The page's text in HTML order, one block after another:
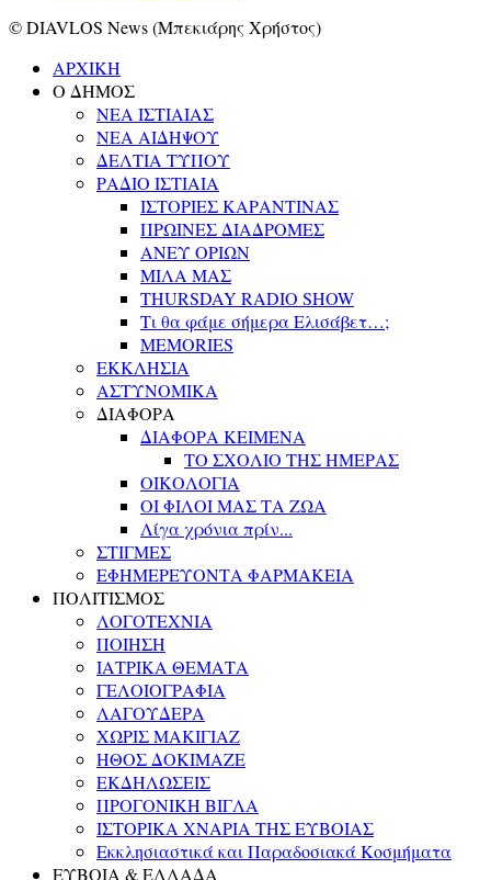
© DIAVLOS News (Μπεκιάρης Χρήστος)
ΑΡΧΙΚΗ
Ο ΔΗΜΟΣ
ΝΕΑ ΙΣΤΙΑΙΑΣ
ΝΕΑ ΑΙΔΗΨΟΥ
ΔΕΛΤΙΑ ΤΥΠΟΥ
ΡΑΔΙΟ ΙΣΤΙΑΙΑ
ΙΣΤΟΡΙΕΣ ΚΑΡΑΝΤΙΝΑΣ
ΠΡΩΙΝΕΣ ΔΙΑΔΡΟΜΕΣ
ΑΝΕΥ ΟΡΙΩΝ
ΜΙΛΑ ΜΑΣ
THURSDAY RADIO SHOW
Τι θα φάμε σήμερα Ελισάβετ…;
MEMORIES
ΕΚΚΛΗΣΙΑ
ΑΣΤΥΝΟΜΙΚΑ
ΔΙΑΦΟΡΑ
ΔΙΑΦΟΡΑ ΚΕΙΜΕΝΑ
ΤΟ ΣΧΟΛΙΟ ΤΗΣ ΗΜΕΡΑΣ
ΟΙΚΟΛΟΓΙΑ
ΟΙ ΦΙΛΟΙ ΜΑΣ ΤΑ ΖΩΑ
Λίγα χρόνια πρίν...
ΣΤΙΓΜΕΣ
ΕΦΗΜΕΡΕΥΟΝΤΑ ΦΑΡΜΑΚΕΙΑ
ΠΟΛΙΤΙΣΜΟΣ
ΛΟΓΟΤΕΧΝΙΑ
ΠΟΙΗΣΗ
ΙΑΤΡΙΚΑ ΘΕΜΑΤΑ
ΓΕΛΟΙΟΓΡΑΦΙΑ
ΛΑΓΟΥΔΕΡΑ
ΧΩΡΙΣ ΜΑΚΙΓΙΑΖ
ΗΘΟΣ ΔΟΚΙΜΑΖΕ
ΕΚΔΗΛΩΣΕΙΣ
ΠΡΟΓΟΝΙΚΗ ΒΙΓΛΑ
ΙΣΤΟΡΙΚΑ ΧΝΑΡΙΑ ΤΗΣ ΕΥΒΟΙΑΣ
Εκκλησιαστικά και Παραδοσιακά Κοσμήματα
ΕΥΒΟΙΑ & ΕΛΛΑΔΑ